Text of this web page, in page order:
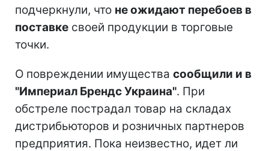
подчеркнули, что не ожидают перебоев в
поставке своей продукции в торговые
точки.
О повреждении имущества сообщили и в
"Империал Брендс Украина". При
обстреле пострадал товар на складах
дистрибьюторов и розничных партнеров
предприятия. Пока неизвестно, идет ли